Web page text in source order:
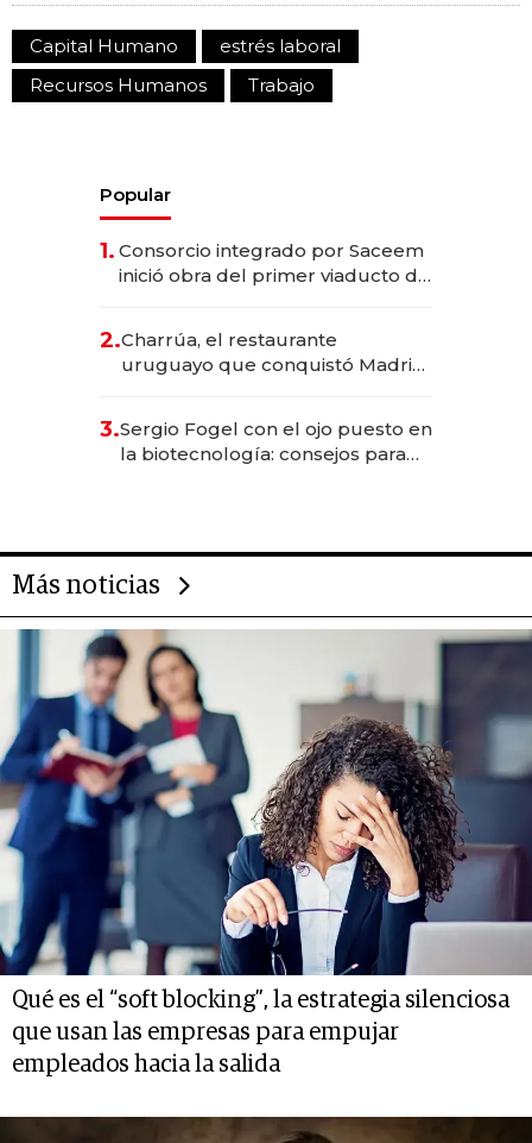
Capital Humano
estrés laboral
Recursos Humanos
Trabajo
Popular
1. Consorcio integrado por Saceem
inició obra del primer viaducto de
millones
2.Charrúa, el restaurante
uruguayo que conquistó Madrid:
anticipación y prepara apertura
3.Sergio Fogel con el ojo puesto en
la biotecnología: consejos para
Más noticias
Qué es el “soft blocking”, la estrategia silenciosa
que usan las empresas para empujar
empleados hacia la salida